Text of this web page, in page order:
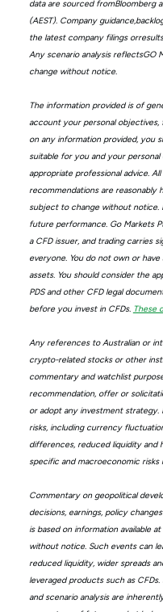
data are sourced fromBloomberg
(AEST). Company
the latest company filings
Any scenario analysis reflectsGO
change without notice.
The information provided is of
account your personal objectives,
on any information provided, you
suitable for you and your
appropriate professional advice.
recommendations are reasonably
subject to change without notice.
future performance. Go Markets
a CFD issuer, and trading carries
everyone. You do not own or
assets. You should consider the
PDS and other CFD legal
before you invest in CFDs. These
Any references to Australian or
crypto-related stocks or other
commentary and watchlist
recommendation, offer or
or adopt any investment strategy.
risks, including currency
differences, reduced liquidity and
specific and macroeconomic
Commentary on geopolitical
decisions, earnings, policy
is based on information available
without notice. Such events can
reduced liquidity, wider spreads
leveraged products such as
and scenario analysis are